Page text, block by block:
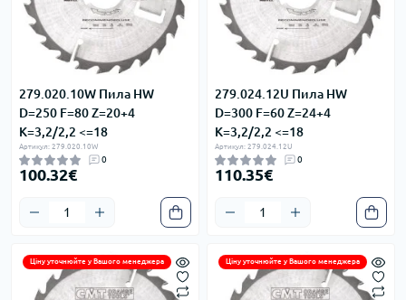
279.020.10W Пила HW
D=250 F=80 Z=20+4
K=3,2/2,2 <=18
Артикул: 279.020.10W
0
100.32€
279.024.12U Пила HW
D=300 F=60 Z=24+4
K=3,2/2,2 <=18
Артикул: 279.024.12U
0
110.35€
Ціну уточнюйте у Вашого менеджера Ціну уточнюйте у Вашого менеджера